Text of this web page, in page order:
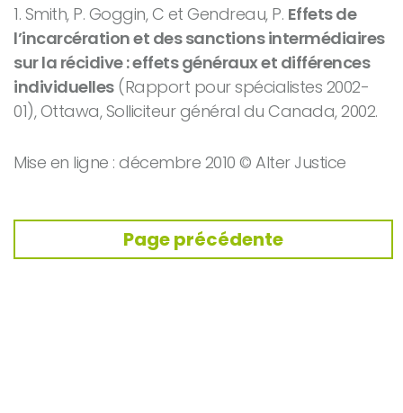
1. Smith, P. Goggin, C et Gendreau, P. Effets de
l’incarcération et des sanctions intermédiaires
sur la récidive : effets généraux et différences
individuelles(Rapport pour spécialistes 2002-
01), Ottawa, Solliciteur général du Canada, 2002.
Mise en ligne : décembre 2010 © Alter Justice
Page précédente